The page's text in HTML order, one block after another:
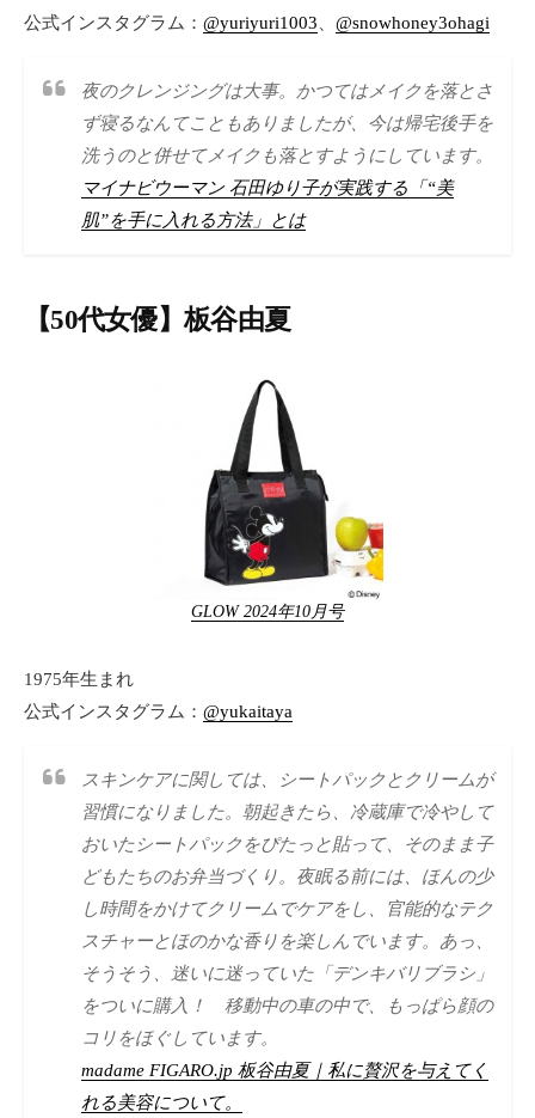
公式インスタグラム： @yuriyuri1003 @snowhoney3ohagi
夜のクレンジングは大事。かつてはメイクを落とさ
ず寝るなんてこともありましたが、今は帰宅後手を
洗うのと併せてメイクも落とすようにしています。
マイナビウーマン 石田ゆり子が実践する「“美
肌”を手に入れる方法」とは
【50代女優】板谷由夏
GLOW 2024年10月号
1975年生まれ
公式インスタグラム： @yukaitaya
スキンケアに関しては、シートパックとクリームが
習慣になりました。朝起きたら、冷蔵庫で冷やして
おいたシートパックをぴたっと貼って、そのまま子
どもたちのお弁当づくり。夜眠る前には、ほんの少
し時間をかけてクリームでケアをし、官能的なテク
スチャーとほのかな香りを楽しんでいます。あっ、
そうそう、迷いに迷っていた「デンキバリブラシ」
をついに購入！ 移動中の車の中で、もっぱら顔の
コリをほぐしています。
madame FIGARO.jp 板谷由夏｜私に贅沢を与えてく
れる美容について。